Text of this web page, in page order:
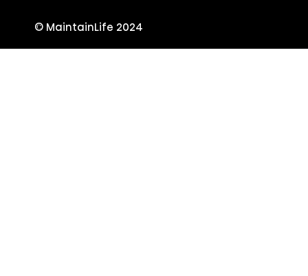
© MaintainLife 2024